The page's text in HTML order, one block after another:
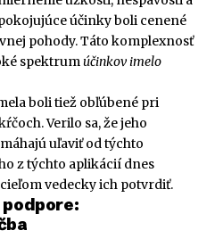
účinky boli cenené
pohody. Táto komplexnosť
spektrumúčinkov imelo
boli tiež obľúbené pri
Verilo sa, že jeho
uľaviť od týchto
z týchto aplikácií dnes
vedecky ich potvrdiť.
podpore: